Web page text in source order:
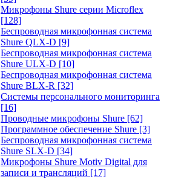
Микрофоны Shure серии Microflex
[128]
Беспроводная микрофонная система
Shure QLX-D [9]
Беспроводная микрофонная система
Shure ULX-D [10]
Беспроводная микрофонная система
Shure BLX-R [32]
Системы персонального мониторинга
[16]
Проводные микрофоны Shure [62]
Программное обеспечение Shure [3]
Беспроводная микрофонная система
Shure SLX-D [34]
Микрофоны Shure Motiv Digital для
записи и трансляций [17]